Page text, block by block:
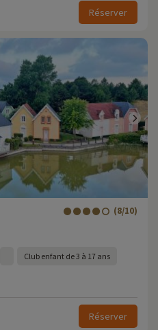
Réserver
(8/10)
Club enfant de 3 à 17 ans
Réserver